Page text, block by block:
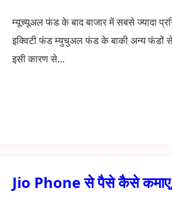
म्यूच्यूअल फंड के बाद बाजार में सबसे ज्यादा
इक्विटी फंड म्युचुअल फंड के बाकी अन्य फंडों से
इसी कारण से...
Jio Phone से पैसे कैसे